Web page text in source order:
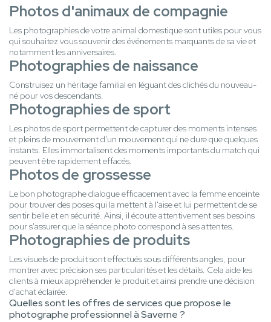
Photos d'animaux de compagnie
Les photographies de votre animal domestique sont utiles pour vous
qui souhaitez vous souvenir des événements marquants de sa vie et
notamment les anniversaires.
Photographies de naissance
Construisez un héritage familial en léguant des clichés du nouveau-
né pour vos descendants.
Photographies de sport
Les photos de sport permettent de capturer des moments intenses
et pleins de mouvement d'un mouvement qui ne dure que quelques
instants. Elles immortalisent des moments importants du match qui
peuvent être rapidement effacés.
Photos de grossesse
Le bon photographe dialogue efficacement avec la femme enceinte
pour trouver des poses qui la mettent à l'aise et lui permettent de se
sentir belle et en sécurité. Ainsi, il écoute attentivement ses besoins
pour s'assurer que la séance photo correspond à ses attentes.
Photographies de produits
Les visuels de produit sont effectués sous différents angles, pour
montrer avec précision ses particularités et les détails. Cela aide les
clients à mieux appréhender le produit et ainsi prendre une décision
d'achat éclairée.
Quelles sont les offres de services que propose le
photographe professionnel à Saverne ?